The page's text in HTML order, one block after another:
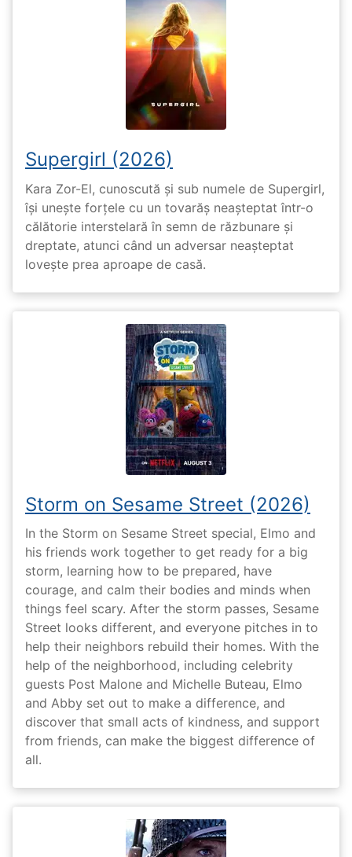
Supergirl (2026)
Kara Zor-El, cunoscută și sub numele de Supergirl,
își unește forțele cu un tovarăș neașteptat într-o
călătorie interstelară în semn de răzbunare și
dreptate, atunci când un adversar neașteptat
lovește prea aproape de casă.
Storm on Sesame Street (2026)
In the Storm on Sesame Street special, Elmo and
his friends work together to get ready for a big
storm, learning how to be prepared, have
courage, and calm their bodies and minds when
things feel scary. After the storm passes, Sesame
Street looks different, and everyone pitches in to
help their neighbors rebuild their homes. With the
help of the neighborhood, including celebrity
guests Post Malone and Michelle Buteau, Elmo
and Abby set out to make a difference, and
discover that small acts of kindness, and support
from friends, can make the biggest difference of
all.